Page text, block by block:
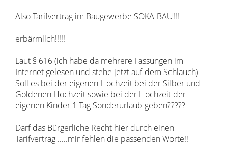
Also Tarifvertrag im Baugewerbe SOKA-BAU!!!
erbärmlich!!!!!
Laut § 616 (ich habe da mehrere Fassungen im
Internet gelesen und stehe jetzt auf dem Schlauch)
Soll es bei der eigenen Hochzeit bei der Silber und
Goldenen Hochzeit sowie bei der Hochzeit der
eigenen Kinder 1 Tag Sonderurlaub geben?????
Darf das Bürgerliche Recht hier durch einen
Tarifvertrag .....mir fehlen die passenden Worte!!